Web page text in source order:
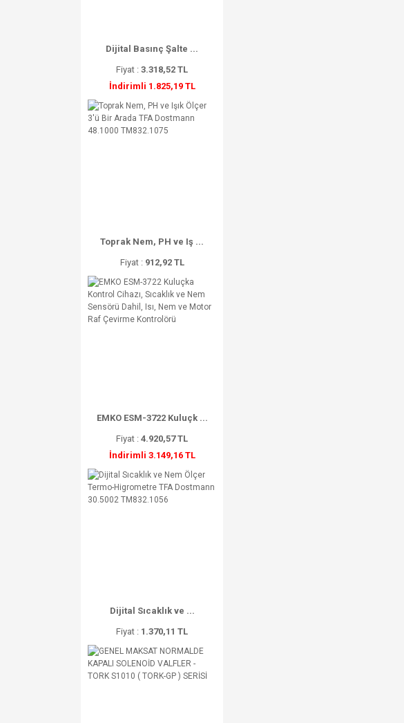
Dijital Basınç Şalte ...
Fiyat : 3.318,52 TL
İndirimli 1.825,19 TL
Toprak Nem, PH ve Iş ...
Fiyat : 912,92 TL
EMKO ESM-3722 Kuluçk ...
Fiyat : 4.920,57 TL
İndirimli 3.149,16 TL
Dijital Sıcaklık ve ...
Fiyat : 1.370,11 TL